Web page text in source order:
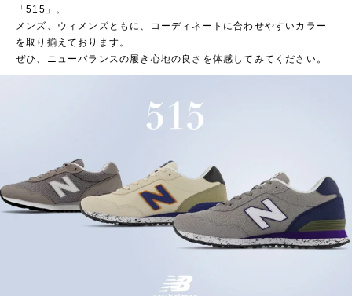
「515」。
メンズ、ウィメンズともに、コーディネートに合わせやすいカラー
を取り揃えております。
ぜひ、ニューバランスの履き心地の良さを体感してみてください。